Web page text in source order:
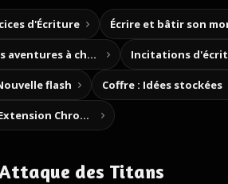
d'Écriture Écrire et bâtir son
Créez vos propres aventures à choix Incitations
flash Coffre : Idées stockées
Notes d’histoire (Extension Chrome)
des Titans